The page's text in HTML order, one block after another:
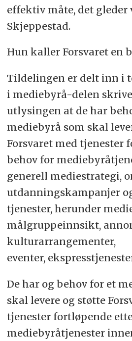
effektiv måte, det gleder
Skjeppestad.
Hun kaller Forsvaret en
Tildelingen er delt inn i
i mediebyrå-delen
utlysingen at de har
mediebyrå som skal
Forsvaret med tjenester
behov for
generell mediestrategi,
utdanningskampanjer
tjenester, herunder
målgruppeinnsikt,
kulturarrangementer,
eventer,
De har og behov for et
skal levere og støtte
tjenester fortløpende
mediebyråtjenester